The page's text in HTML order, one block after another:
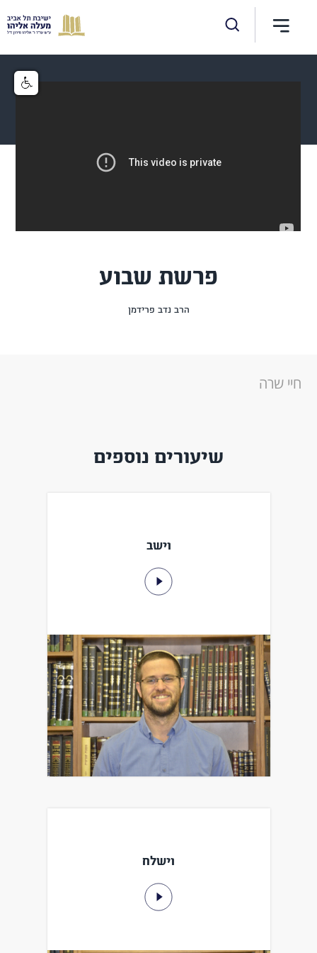
פרשת שבוע
הרב נדב פרידמן
חיי שרה
שיעורים נוספים
וישב
וישלח